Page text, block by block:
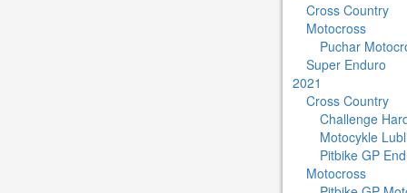
Cross Country
Motocross
Puchar
Super Enduro
2021
Cross Country
Challenge
Motocykle
Pitbike GP
Motocross